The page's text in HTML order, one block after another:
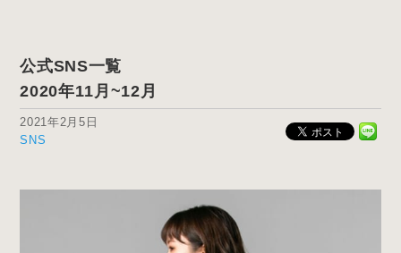
公式SNS一覧
2020年11月~12月
2021年2月5日
SNS